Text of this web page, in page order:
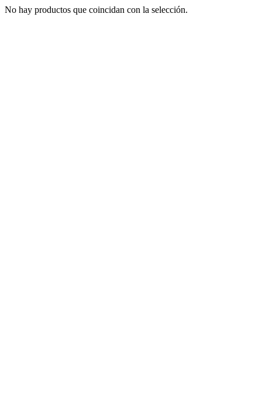
No hay productos que coincidan con la selección.